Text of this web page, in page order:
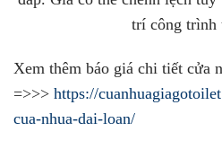
trí công trình
Xem thêm báo giá chi tiết cửa
=>>> https://
cua-nhua-dai-loan/